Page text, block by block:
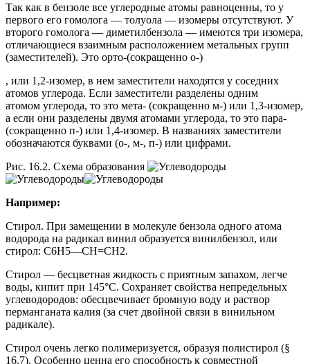
Так как в бензоле все углеродные атомы равноценны, то у
первого его гомолога — толуола — изомеры отсутствуют. У
второго гомолога — диметилбензола — имеются три изомера,
отличающиеся взаимным расположением метальных групп
(заместителей). Это орто-(сокращенно о-)
, или 1,2-изомер, в нем заместители находятся у соседних
атомов углерода. Если заместители разделены одним
атомом углерода, то это мета- (сокращенно м-) или 1,3-изомер,
а если они разделены двумя атомами углерода, то это пара-
(сокращенно п-) или 1,4-изомер. В названиях заместители
обозначаются буквами (о-, м-, п-) или цифрами.
Рис. 16.2. Схема образования
Например:
Стирол. При замещении в молекуле бензола одного атома
водорода на радикал винил образуется винилбензол, или
стирол: С6Н5—СН=СН2.
Стирол — бесцветная жидкость с приятным запахом, легче
воды, кипит при 145°С. Сохраняет свойства непредельных
углеводородов: обесцвечивает бромную воду и раствор
перманганата калия (за счет двойной связи в винильном
радикале).
Стирол очень легко полимеризуется, образуя полистирол (§
16.7). Особенно ценна его способность к совместной